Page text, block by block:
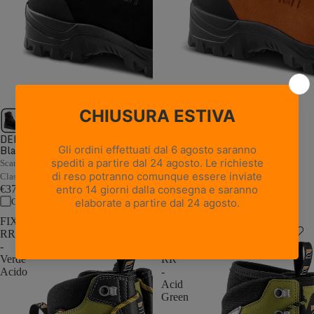
DELIMBER GTX RR BOA -
Black
Scarpone antitaglio da motosega in
Classe 2 con sistema BOA®
€379,00
Confronta
1 recensione
WALD GTX RR - Orange
Scarpone antitaglio da motosega in
Classe 2
€359,00
Confronta
FIXER
RR
-
Verde
Acido
RR
-
Acid
Green